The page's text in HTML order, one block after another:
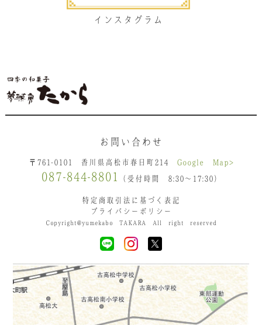
インスタグラム
お問い合わせ
〒761-0101 香川県高松市春日町214 Google Map>
087-844-8801 （受付時間 8:30〜17:30）
特定商取引法に基づく表記
プライバシーポリシー
Copyright@yumekabo TAKARA All right reserved